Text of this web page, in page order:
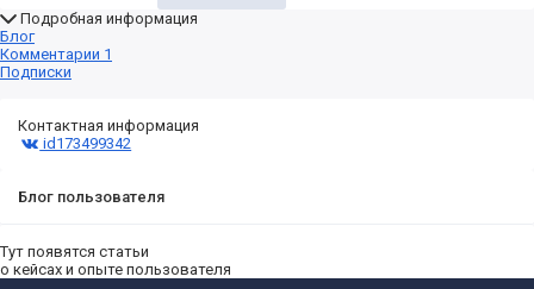
Подробная информация
Блог
Комментарии 1
Подписки
Контактная информация
id173499342
Блог пользователя
Тут появятся статьи
о кейсах и опыте пользователя